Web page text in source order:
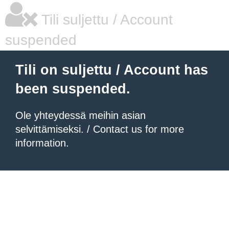
Tili suljettu / Account
suspended
Tili on suljettu / Account has
been suspended.
Ole yhteydessä meihin asian
selvittämiseksi. / Contact us for more
information.